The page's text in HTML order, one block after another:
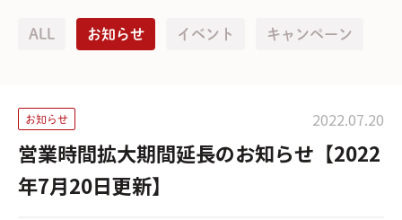
ALL お知らせ イベント キャンペーン
お知らせ 2022.07.20
営業時間拡大期間延長のお知らせ【2022
年7月20日更新】